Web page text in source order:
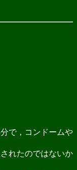
で，コンドームや
れたのではないか